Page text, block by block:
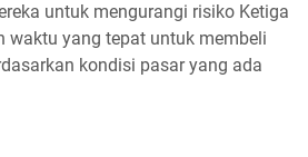
untuk mengurangi risiko Ketiga
waktu yang tepat untuk membeli
kondisi pasar yang ada